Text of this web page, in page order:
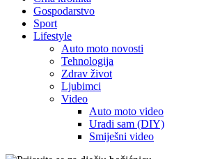
Gospodarstvo
Sport
Lifestyle
Auto moto novosti
Tehnologija
Zdrav život
Ljubimci
Video
Auto moto video
Uradi sam (DIY)
Smiješni video